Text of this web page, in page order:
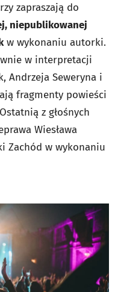
zapraszają do
niepublikowanej
w wykonaniu autorki.
w interpretacji
Andrzeja Seweryna i
fragmenty powieści
z głośnych
Wiesława
Zachód w wykonaniu